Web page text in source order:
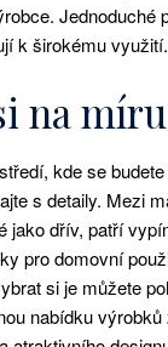
Jednoduché
k širokému využití.
na
kde se
s detaily. Mezi
jako dřív, patří
pro domovní
si je můžete
nabídku